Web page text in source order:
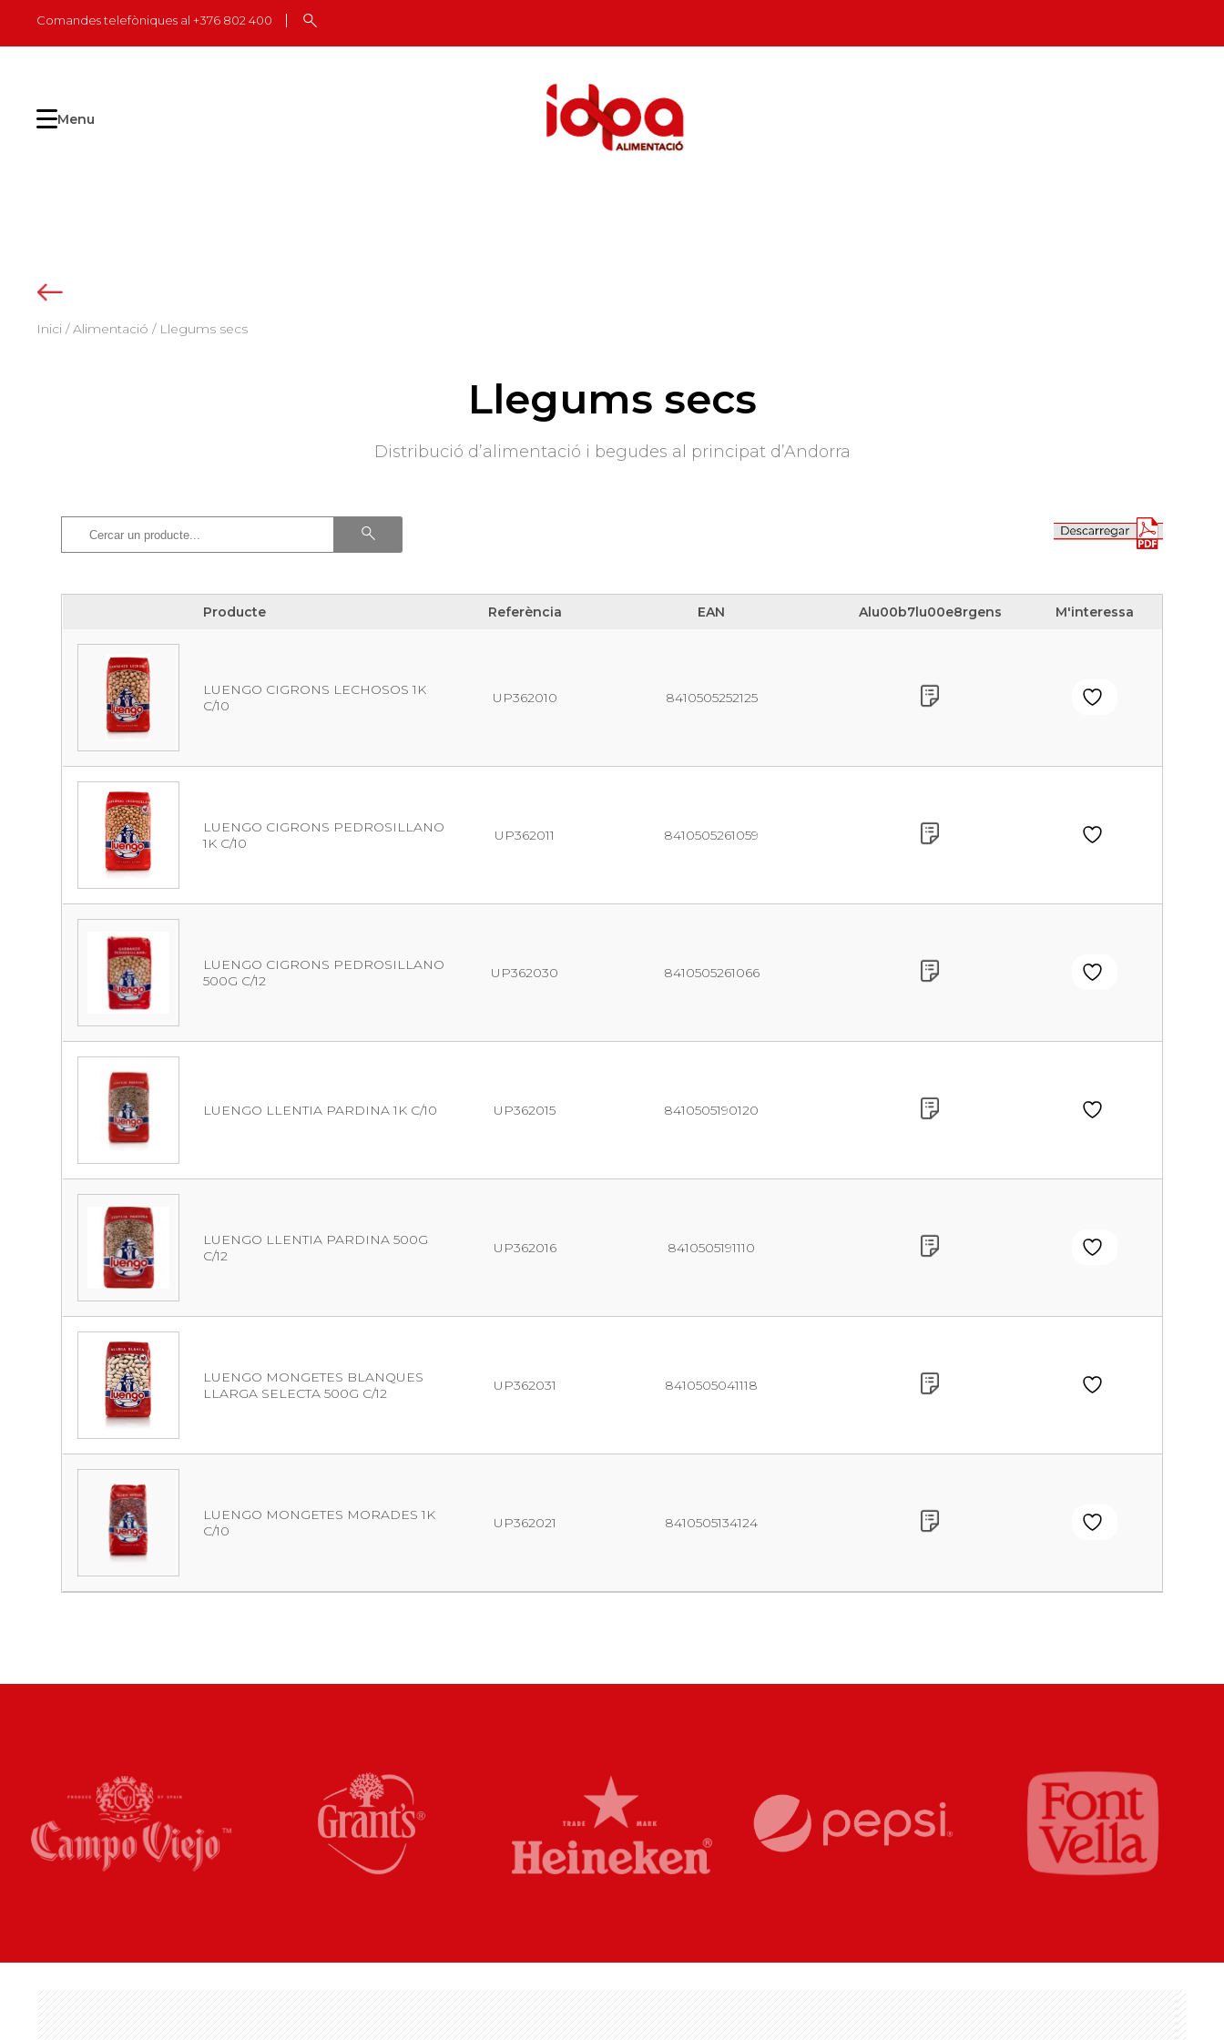
content
Comandes telefòniques al +376 802 400
Menu
Inici /Alimentació / Llegums secs
Llegums secs
Distribució d’alimentació i begudes al principat d’Andorra
Producte Referència EAN Alu00b7lu00e8rgens
M'interessa
LUENGO CIGRONS LECHOSOS 1K
C/10
UP362010 8410505252125
LUENGO CIGRONS PEDROSILLANO
1K C/10
UP362011 8410505261059
LUENGO CIGRONS PEDROSILLANO
500G C/12
UP362030 8410505261066
LUENGO LLENTIA PARDINA 1K C/10 UP362015 8410505190120
LUENGO LLENTIA PARDINA 500G
C/12
UP362016 8410505191110
LUENGO MONGETES BLANQUES
LLARGA SELECTA 500G C/12
UP362031 8410505041118
LUENGO MONGETES MORADES 1K
C/10
UP362021 8410505134124